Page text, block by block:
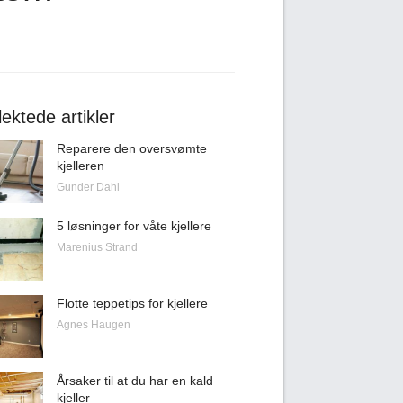
artikler
Reparere den oversvømte
kjelleren
Gunder Dahl
5 løsninger for våte kjellere
Marenius Strand
Flotte teppetips for kjellere
Agnes Haugen
Årsaker til at du har en kald
kjeller